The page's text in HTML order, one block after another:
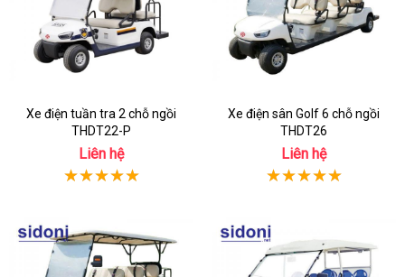
Xe điện tuần tra 2 chỗ ngồi
THDT22-P
Liên hệ
Xe điện sân Golf 6 chỗ ngồi
THDT26
Liên hệ